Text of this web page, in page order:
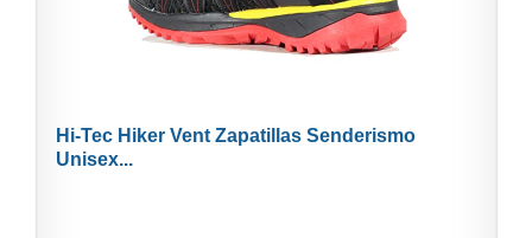
Hi-Tec Hiker Vent Zapatillas Senderismo
Unisex...